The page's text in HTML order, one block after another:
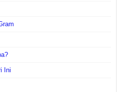
Ini